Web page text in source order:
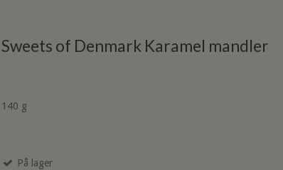
Sweets of Denmark Karamel mandler
140 g
På lager